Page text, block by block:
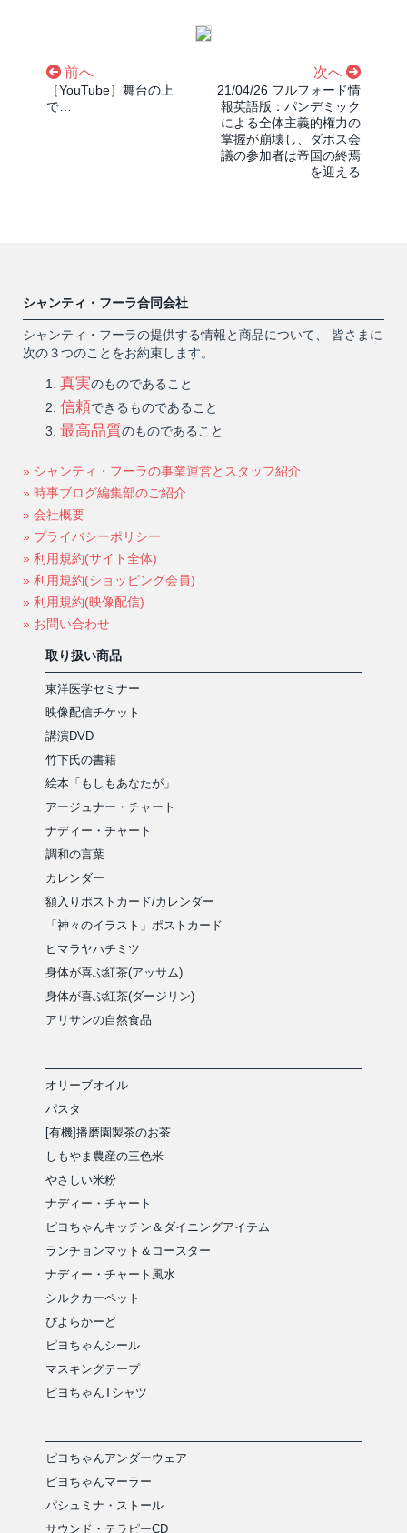
前へ
［YouTube］舞台の上
で…
次へ
21/04/26 フルフォード情
報英語版：パンデミック
による全体主義的権力の
掌握が崩壊し、ダボス会
議の参加者は帝国の終焉
を迎える
シャンティ・フーラ合同会社
シャンティ・フーラの提供する情報と商品について、 皆さまに
次の３つのことをお約束します。
真実のものであること
信頼できるものであること
最高品質のものであること
» シャンティ・フーラの事業運営とスタッフ紹介
» 時事ブログ編集部のご紹介
» 会社概要
» プライバシーポリシー
» 利用規約(サイト全体)
» 利用規約(ショッピング会員)
» 利用規約(映像配信)
» お問い合わせ
取り扱い商品
東洋医学セミナー
映像配信チケット
講演DVD
竹下氏の書籍
絵本「もしもあなたが」
アージュナー・チャート
ナディー・チャート
調和の言葉
カレンダー
額入りポストカード/カレンダー
「神々のイラスト」ポストカード
ヒマラヤハチミツ
身体が喜ぶ紅茶(アッサム)
身体が喜ぶ紅茶(ダージリン)
アリサンの自然食品
オリーブオイル
パスタ
[有機]播磨園製茶のお茶
しもやま農産の三色米
やさしい米粉
ナディー・チャート
ピヨちゃんキッチン＆ダイニングアイテム
ランチョンマット＆コースター
ナディー・チャート風水
シルクカーペット
ぴよらかーど
ピヨちゃんシール
マスキングテープ
ピヨちゃんTシャツ
ピヨちゃんアンダーウェア
ピヨちゃんマーラー
パシュミナ・ストール
サウンド・テラピーCD